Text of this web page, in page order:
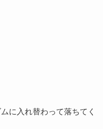
に入れ替わって落ちてく